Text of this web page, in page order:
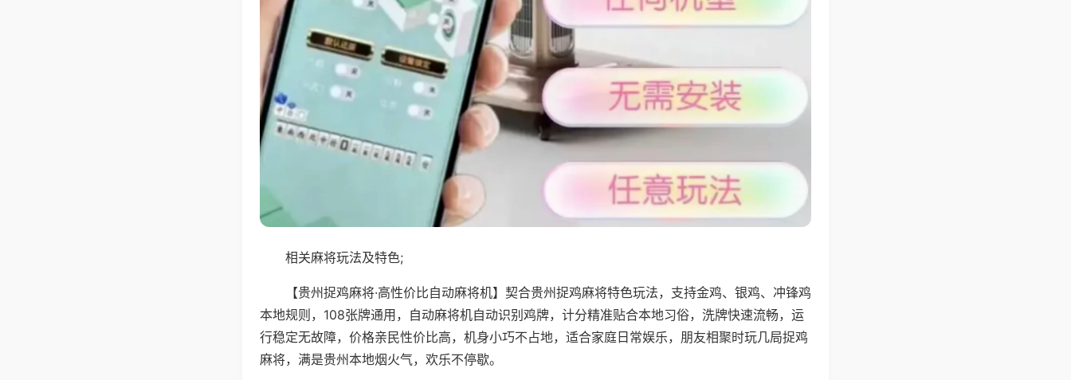
相关麻将玩法及特色;
【贵州捉鸡麻将·高性价比自动麻将机】契合贵州捉鸡麻将特色玩法，支持金鸡、银鸡、冲锋鸡
本地规则，108张牌通用，自动麻将机自动识别鸡牌，计分精准贴合本地习俗，洗牌快速流畅，运
行稳定无故障，价格亲民性价比高，机身小巧不占地，适合家庭日常娱乐，朋友相聚时玩几局捉鸡
麻将，满是贵州本地烟火气，欢乐不停歇。